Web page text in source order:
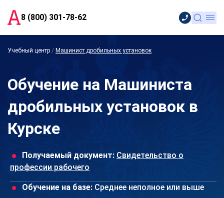
8 (800) 301-78-62
Учебный центр / Машинист дробильных установок
Обучение на Машиниста
дробильных установок в
Курске
Получаемый документ: Свидетельство о
профессии рабочего
Обучение на базе: Среднее неполное или выше